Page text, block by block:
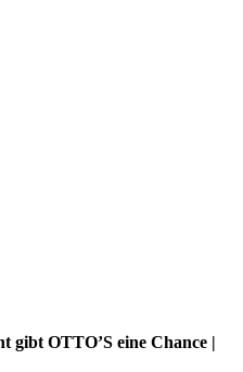
gibt OTTO’S eine Chance |